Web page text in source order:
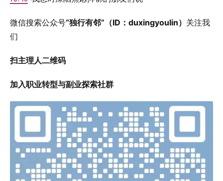
微信搜索公众号“独行有邻”（ID：duxingyoulin） 关注我
们
扫主理人二维码
加入职业转型与副业探索社群